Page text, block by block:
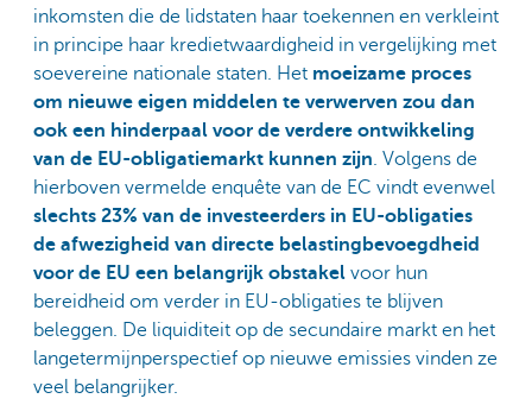
inkomsten die de lidstaten haar toekennen en verkleint
in principe haar kredietwaardigheid in vergelijking met
soevereine nationale staten. Het moeizame proces
om nieuwe eigen middelen te verwerven zou dan
ook een hinderpaal voor de verdere ontwikkeling
van de EU-obligatiemarkt kunnen zijn. Volgens de
hierboven vermelde enquête van de EC vindt evenwel
slechts 23% van de investeerders in EU-obligaties
de afwezigheid van directe belastingbevoegdheid
voor de EU een belangrijk obstakel voor hun
bereidheid om verder in EU-obligaties te blijven
beleggen. De liquiditeit op de secundaire markt en het
langetermijnperspectief op nieuwe emissies vinden ze
veel belangrijker.